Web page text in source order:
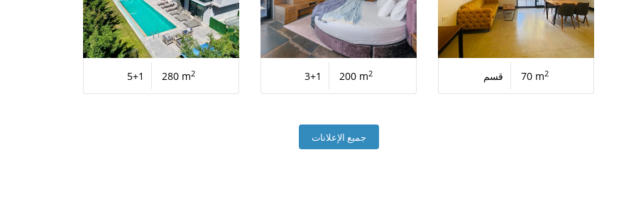
5+1 280 m2 3+1 200 m2 قسم 70 m2
جميع الإعلانات